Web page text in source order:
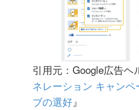
引用元：Google広告ヘ
ネレーション キャン
ブの選好』